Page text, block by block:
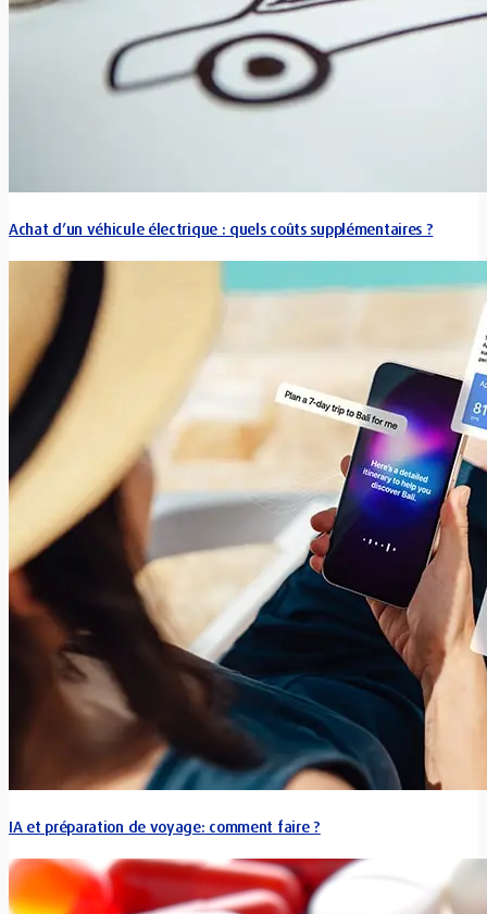
Achat d’un véhicule électrique : quels coûts supplémentaires ?
IA et préparation de voyage: comment faire ?